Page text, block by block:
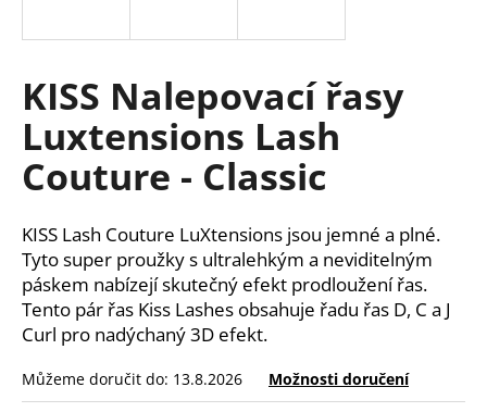
KISS Nalepovací řasy
Luxtensions Lash
Couture - Classic
KISS Lash Couture LuXtensions jsou jemné a plné.
Tyto super proužky s ultralehkým a neviditelným
páskem nabízejí skutečný efekt prodloužení řas.
Tento pár řas Kiss Lashes obsahuje řadu řas D, C a J
Curl pro nadýchaný 3D efekt.
Můžeme doručit do: 13.8.2026 Možnosti doručení
í
t
?
HLEDAT
D
o
p